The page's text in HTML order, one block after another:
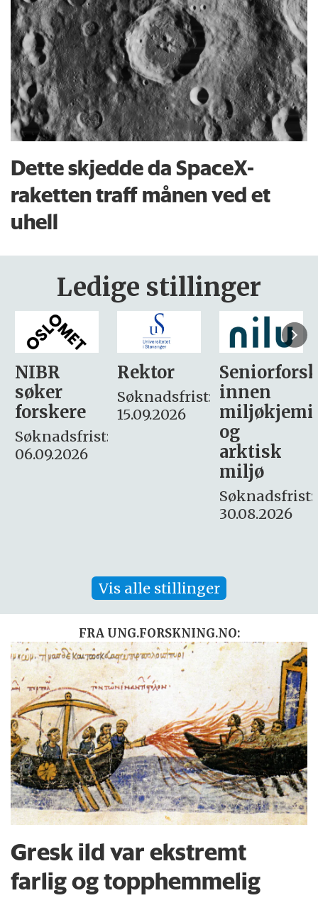
Dette skjedde da SpaceX-
raketten traff månen ved et
uhell
Ledige stillinger
Rektor
Søknadsfrist:
15.09.2026
Seniorforsker
innen
miljøkjemi
søker
– fast
Søknadsfrist:
16. august.
Vis alle stillinger
FRA UNG.FORSKNING.NO:
Gresk ild var ekstremt
farlig og topphemmelig